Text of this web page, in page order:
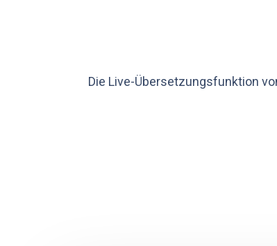
Die Live-Übersetzungsfunktion